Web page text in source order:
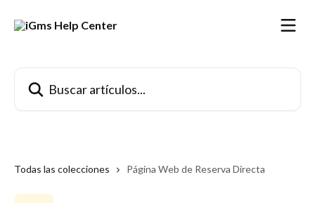
Todas las colecciones Página Web de Reserva Directa